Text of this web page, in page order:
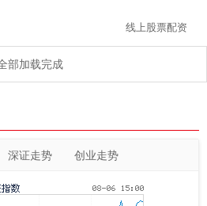
线上股票配资
部加载完成
深证走势 创业走势